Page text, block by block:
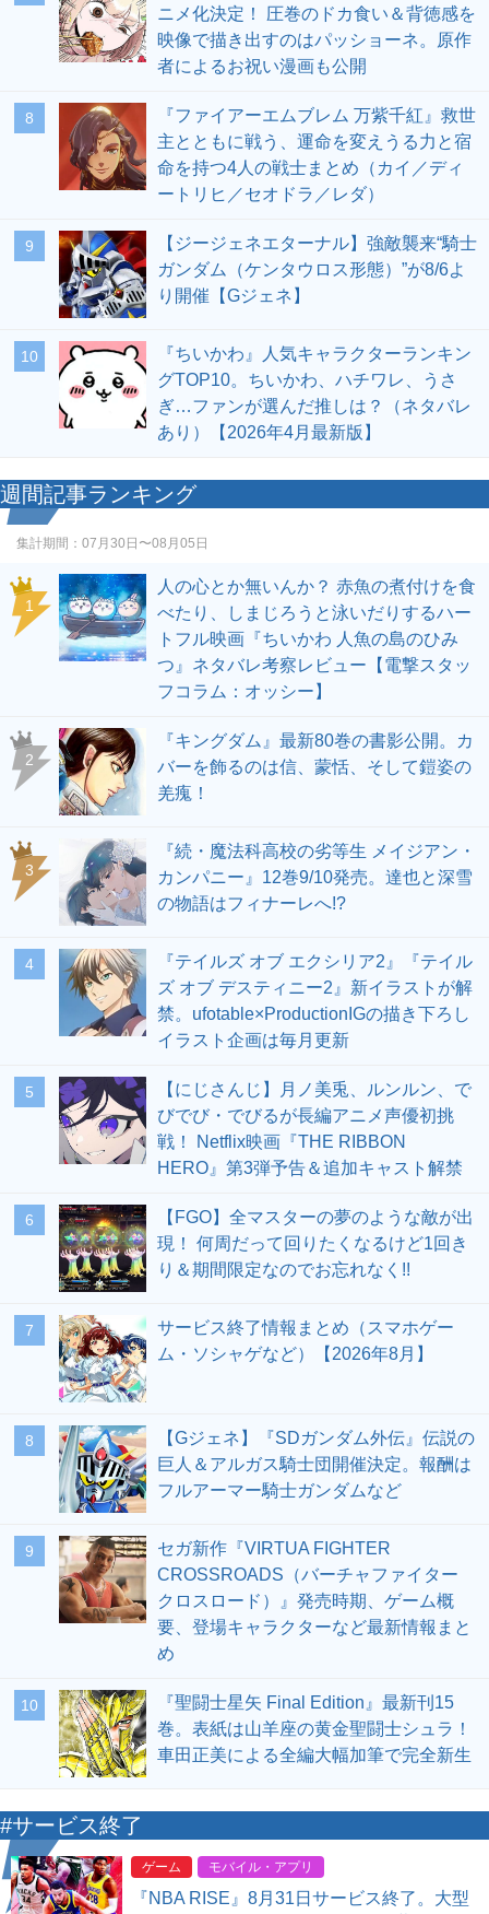
ニメ化決定！ 圧巻のドカ食い＆背徳感を
映像で描き出すのはパッショーネ。原作
者によるお祝い漫画も公開
8
『ファイアーエムブレム 万紫千紅』救世
主とともに戦う、運命を変えうる力と宿
命を持つ4人の戦士まとめ（カイ／ディ
ートリヒ／セオドラ／レダ）
9
【ジージェネエターナル】強敵襲来“騎士
ガンダム（ケンタウロス形態）”が8/6よ
り開催【Gジェネ】
10
『ちいかわ』人気キャラクターランキン
グTOP10。ちいかわ、ハチワレ、うさ
ぎ…ファンが選んだ推しは？（ネタバレ
あり）【2026年4月最新版】
週間記事ランキング
集計期間： 07月30日〜08月05日
1
人の心とか無いんか？ 赤魚の煮付けを食
べたり、しまじろうと泳いだりするハー
トフル映画『ちいかわ 人魚の島のひみ
つ』ネタバレ考察レビュー【電撃スタッ
フコラム：オッシー】
2
『キングダム』最新80巻の書影公開。カ
バーを飾るのは信、蒙恬、そして鎧姿の
羌瘣！
3
『続・魔法科高校の劣等生 メイジアン・
カンパニー』12巻9/10発売。達也と深雪
の物語はフィナーレへ!?
4
『テイルズ オブ エクシリア2』『テイル
ズ オブ デスティニー2』新イラストが解
禁。ufotable×ProductionIGの描き下ろし
イラスト企画は毎月更新
5
【にじさんじ】月ノ美兎、ルンルン、で
びでび・でびるが長編アニメ声優初挑
戦！ Netflix映画『THE RIBBON
HERO』第3弾予告＆追加キャスト解禁
6
【FGO】全マスターの夢のような敵が出
現！ 何周だって回りたくなるけど1回き
り＆期間限定なのでお忘れなく!!
7
サービス終了情報まとめ（スマホゲー
ム・ソシャゲなど）【2026年8月】
8
【Gジェネ】『SDガンダム外伝』伝説の
巨人＆アルガス騎士団開催決定。報酬は
フルアーマー騎士ガンダムなど
9
セガ新作『VIRTUA FIGHTER
CROSSROADS（バーチャファイター
クロスロード）』発売時期、ゲーム概
要、登場キャラクターなど最新情報まと
め
10
『聖闘士星矢 Final Edition』最新刊15
巻。表紙は山羊座の黄金聖闘士シュラ！
車田正美による全編大幅加筆で完全新生
#サービス終了
ゲーム モバイル・アプリ
『NBA RISE』8月31日サービス終了。大型